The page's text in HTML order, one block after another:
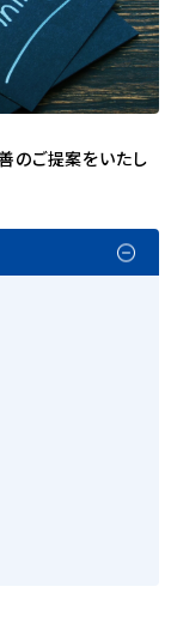
のご提案をいたし